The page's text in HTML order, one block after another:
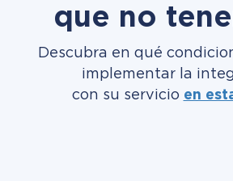
que no
Descubra en qué
implementar la
con su servicio en